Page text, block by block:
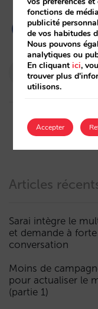
Pablo
16/11/2022
Articles
Sarai intègre le
et demande à
conversation
Moins de
pour actualiser le
(partie 1)
fonctions de
publicité
de vos habitudes
Nous pouvons
analytiques ou
En cliquantici,
trouver plus
utilisons.
Accepter